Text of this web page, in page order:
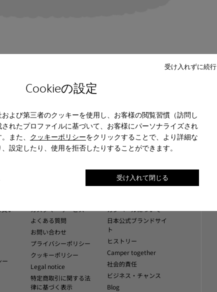
Cookieの設定
よび第三者のクッキーを使用し、お客様の閲覧習慣（訪問し
れたプロファイルに基づいて、お客様にパーソナライズされ
また、 クッキーポリシーをクリックすることで、より詳細な
設定したり、使用を拒否したりすることができます。
受け入れずに続行
受け入れて閉じる
い
ー
カスタマーサービス
よくある質問
お問い合わせ
プライバシーポリシー
クッキーポリシー
Legal notice
特定商取引に関する法
律に基づく表示
カンペールについて
日本公式ブランドサイ
ト
ヒストリー
Camper together
社会的責任
ビジネス・チャンス
Blog